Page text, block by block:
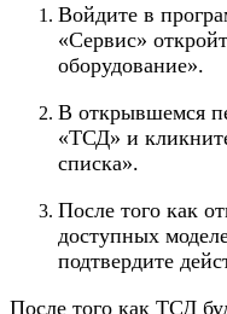
Войдите в
«Сервис»
оборудование».
В открывшемся
«ТСД» и
списка».
После того как
доступных
подтвердите
После того как ТСД